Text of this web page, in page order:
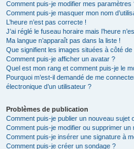
Comment puis-je modifier mes paramètres
Comment puis-je masquer mon nom
L’heure n’est pas correcte !
J’ai réglé le fuseau horaire mais l’heure
Ma langue n’apparaît pas dans la liste !
Que signifient les images situées à côté de
Comment puis-je afficher un avatar ?
Quel est mon rang et comment puis-je le
Pourquoi m’est-il demandé de me
électronique d’un utilisateur ?
Problèmes de publication
Comment puis-je publier un nouveau sujet
Comment puis-je modifier ou supprimer un
Comment puis-je insérer une signature à
Comment puis-je créer un sondage ?